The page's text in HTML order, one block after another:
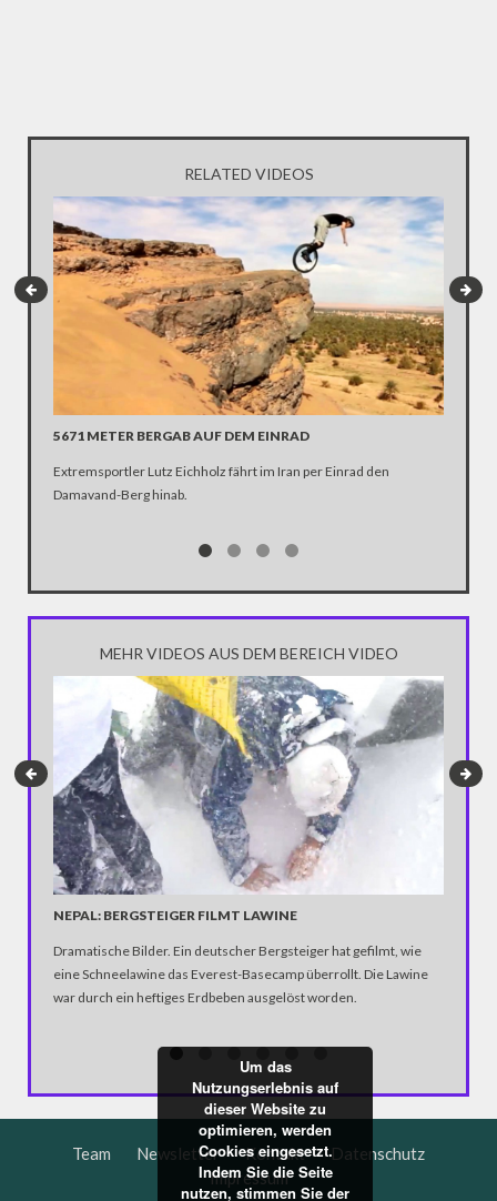
RELATED VIDEOS
5671 METER BERGAB AUF DEM EINRAD
Extremsportler Lutz Eichholz fährt im Iran per Einrad den
Damavand-Berg hinab.
oder
MEHR VIDEOS AUS DEM BEREICH VIDEO
NEPAL: BERGSTEIGER FILMT LAWINE
Dramatische Bilder. Ein deutscher Bergsteiger hat gefilmt, wie
eine Schneelawine das Everest-Basecamp überrollt. Die Lawine
war durch ein heftiges Erdbeben ausgelöst worden.
Team Newsletter Kontakt
Datenschutz
Impressum
Um das
Nutzungserlebnis auf
dieser Website zu
optimieren, werden
Cookies eingesetzt.
Indem Sie die Seite
nutzen, stimmen Sie der